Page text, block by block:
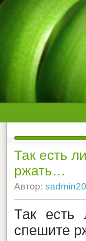
Так есть
ржать…
Автор:
Так есть
спешите